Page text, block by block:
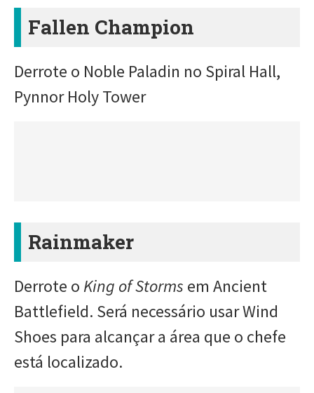
Fallen Champion
Derrote o Noble Paladin no Spiral Hall,
Pynnor Holy Tower
Rainmaker
Derrote o King of Storms em Ancient
Battlefield. Será necessário usar Wind
Shoes para alcançar a área que o chefe
está localizado.